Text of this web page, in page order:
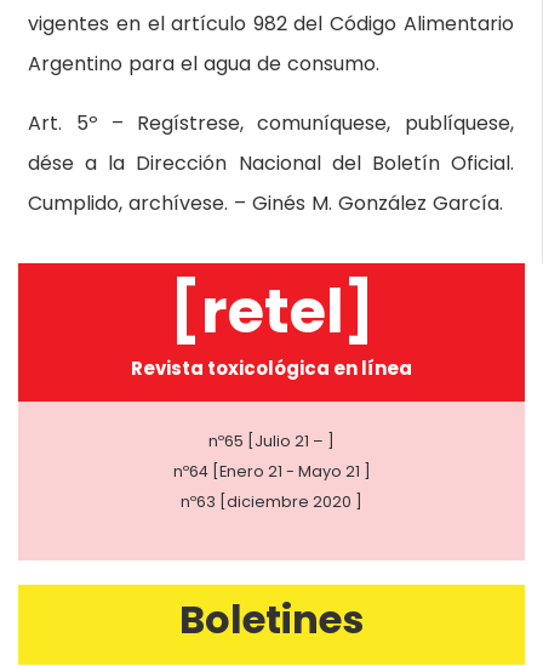
vigentes en el artículo 982 del Código Alimentario
Argentino para el agua de consumo.
Art. 5º – Regístrese, comuníquese, publíquese,
dése a la Dirección Nacional del Boletín Oficial.
Cumplido, archívese. – Ginés M. González García.
[retel]
Revista toxicológica en línea
nº65 [Julio 21 – ]
nº64 [Enero 21 - Mayo 21 ]
nº63 [diciembre 2020 ]
Boletines